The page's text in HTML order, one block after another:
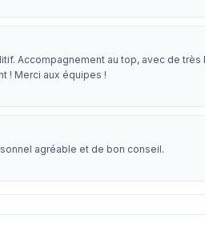
Accompagnement au top, avec de très
! Merci aux équipes !
agréable et de bon conseil.